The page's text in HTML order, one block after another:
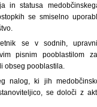
in statusa
se smiselno
se v sodnih,
pisnim pooblastilom
obseg pooblastila.
nalog, ki jih
se določi z